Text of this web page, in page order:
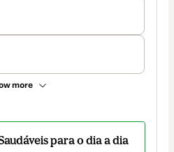
more
para o dia a dia